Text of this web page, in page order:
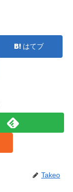
はてブ
Takeo